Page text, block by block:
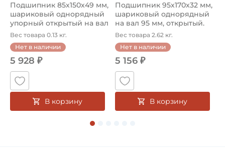
Подшипник 85х150х49 мм,
шариковый однорядный
упорный открытый на вал
85...
Вес товара 0.13 кг.
Нет в наличии
5 928 ₽
В корзину
Подшипник 95х170х32 мм,
шариковый однорядный
на вал 95 мм, открытый.
Ар...
Вес товара 2.62 кг.
Нет в наличии
5 156 ₽
В корзину